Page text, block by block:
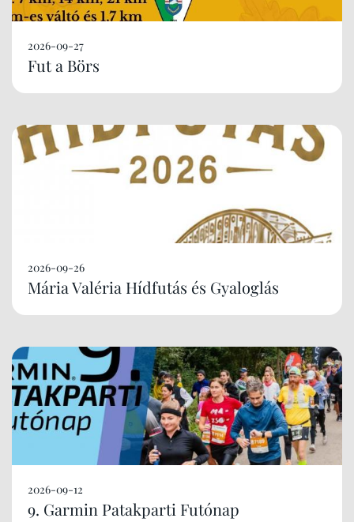
2026-09-27
Fut a Börs
2026-09-26
Mária Valéria Hídfutás és Gyaloglás
2026-09-12
9. Garmin Patakparti Futónap